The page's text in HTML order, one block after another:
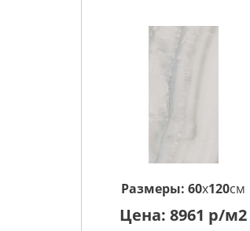
Размеры:60x120см
Цена:8961 р/м2